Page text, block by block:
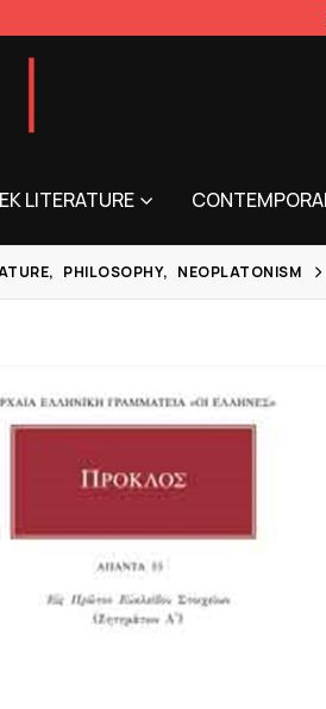
LITERATURE
, PHILOSOPHY, NEOPLATONISM